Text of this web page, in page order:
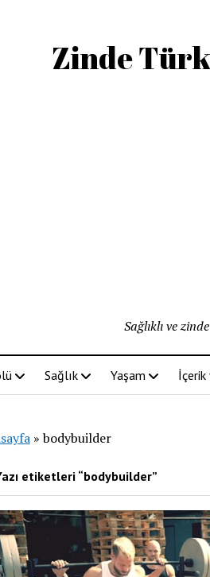
Zinde
Sağlıklı ve
Sağlık Yaşam
»bodybuilder
etiketleri “bodybuilder”